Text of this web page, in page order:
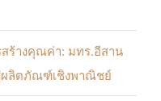
ร้างคุณค่า: มทร.อีสาน
ผลิตภัณฑ์เชิงพาณิชย์